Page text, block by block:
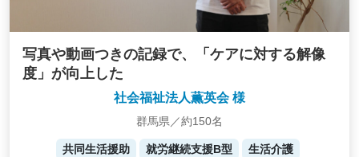
写真や動画つきの記録で、「ケアに対する解像
度」が向上した
社会福祉法人薫英会 様
群馬県／約150名
共同生活援助 就労継続支援B型
生活介護